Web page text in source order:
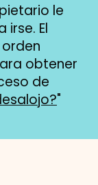
le
El
obtener
de
"